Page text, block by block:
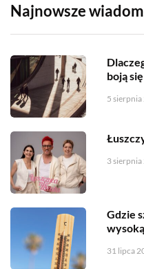
Najnowsze
boją
5
3
Gdzie
31 lipca